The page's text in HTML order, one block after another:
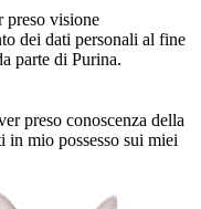
preso visione
dei dati personali al fine
parte di Purina.
preso conoscenza della
in mio possesso sui miei